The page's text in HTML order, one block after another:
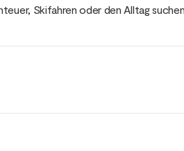
Skifahren oder den Alltag